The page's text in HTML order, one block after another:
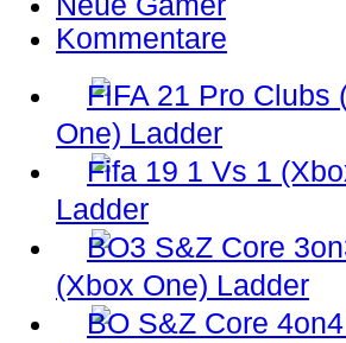
Kommentare
One) Ladder
Ladder
(Xbox One) Ladder